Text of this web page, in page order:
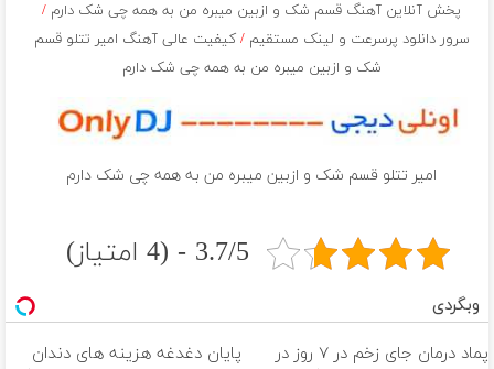
پخش آنلاین آهنگ قسم شک و ازبین میبره من به همه چی شک دارم /
سرور دانلود پرسرعت و لینک مستقیم/ کیفیت عالی آهنگ امیر تتلو قسم
شک و ازبین میبره من به همه چی شک دارم
امیر تتلو قسم شک و ازبین میبره من به همه چی شک دارم
3.7/5 - (4 امتیاز)
وبگردی
پماد درمان جای زخم در ۷ روز در
پایان دغدغه هزینه های دندان